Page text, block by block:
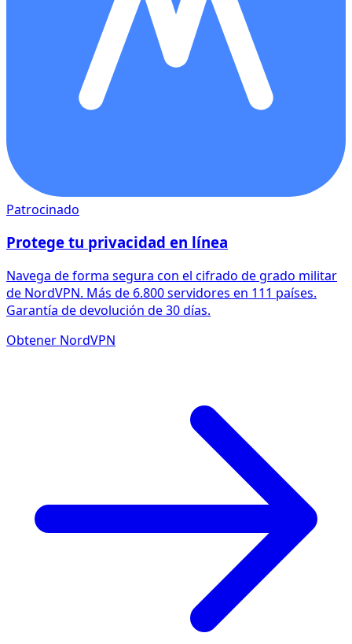
Patrocinado
Protege tu privacidad en línea
Navega de forma segura con el cifrado de grado militar
de NordVPN. Más de 6.800 servidores en 111 países.
Garantía de devolución de 30 días.
Obtener NordVPN